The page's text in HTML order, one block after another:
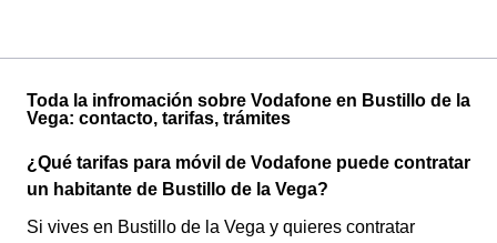
Toda la infromación sobre Vodafone en Bustillo de la
Vega: contacto, tarifas, trámites
¿Qué tarifas para móvil de Vodafone puede contratar
un habitante de Bustillo de la Vega?
Si vives en Bustillo de la Vega y quieres contratar